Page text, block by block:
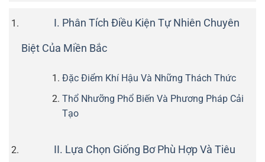
I. Phân Tích Điều Kiện Tự Nhiên Chuyên
Biệt Của Miền Bắc
Đặc Điểm Khí Hậu Và Những Thách Thức
Thổ Nhưỡng Phổ Biến Và Phương Pháp Cải
Tạo
II. Lựa Chọn Giống Bơ Phù Hợp Và Tiêu